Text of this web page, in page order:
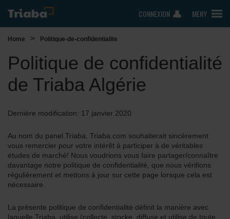
MENY
CONNEXION
Home > Politique-de-confidentialite
Politique de confidentialité
de Triaba Algérie
Dernière modification: 17 janvier 2020
Au nom du panel Triaba, Triaba.com souhaiterait sincèrement
vous remercier pour votre intérêt à participer à de véritables
études de marché! Nous voudrions vous faire partager/connaître
davantage notre politique de confidentialité, que nous vérifions
régulièrement et mettons à jour sur cette page lorsque cela est
nécessaire.
La présente politique de confidentialité définit la manière avec
laquelle Triaba utilise (collecte, stocke, diffuse et utilise de toute